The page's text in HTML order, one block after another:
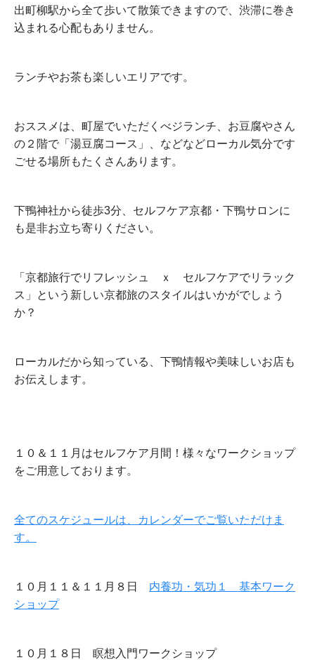
出町柳駅から全て歩いて散策できますので、渋滞に巻き
込まれる心配もありません。
ランチやお茶も楽しいエリアです。
おススメは、町屋でいただくべジランチ、お豆腐やさん
の２階で「湯豆腐コース」、などなどローカル気分です
ごせる場所もたくさんあります。
下鴨神社から徒歩3分、セルフケア京都・下鴨サロンに
も是非お立ち寄りください。
「京都旅行でリフレッシュ ｘ セルフケアでリラック
ス」という新しい京都旅のスタイルはいかがでしょう
か？
ローカルだから知っている、下鴨情報や美味しいお店も
お伝えします。
１０＆１１月はセルフケア月間！ 様々なワークショップ
をご用意しております。
全てのスケジュールは、カレンダーでご覧いただけま
す。
１０月１１＆１１月８日 内養功・気功１ 基本ワーク
ショップ
１０月１８日 瞑想入門ワークショップ